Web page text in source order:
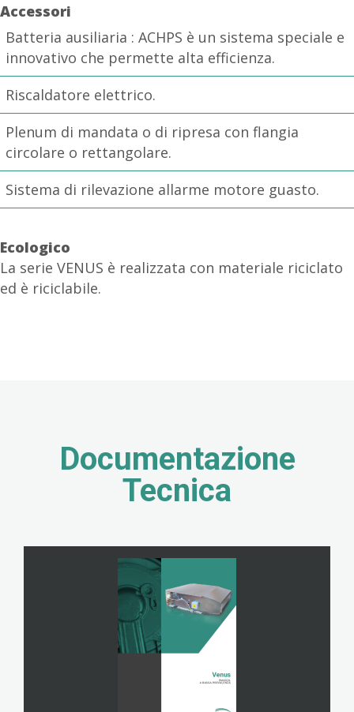
Accessori
Batteria ausiliaria : ACHPS è un sistema speciale e
innovativo che permette alta efficienza.
Riscaldatore elettrico.
Plenum di mandata o di ripresa con flangia
circolare o rettangolare.
Sistema di rilevazione allarme motore guasto.
Ecologico
La serie VENUS è realizzata con materiale riciclato
ed è riciclabile.
Documentazione
Tecnica